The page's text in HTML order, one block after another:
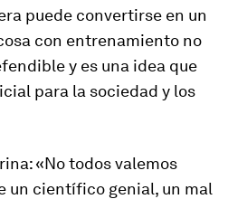
puede convertirse en un
con entrenamiento no
y es una idea que
para la sociedad y los
«No todos valemos
un científico genial, un mal